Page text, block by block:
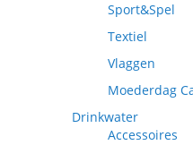
Sport&Spel
Textiel
Vlaggen
Moederdag
Drinkwater
Accessoires